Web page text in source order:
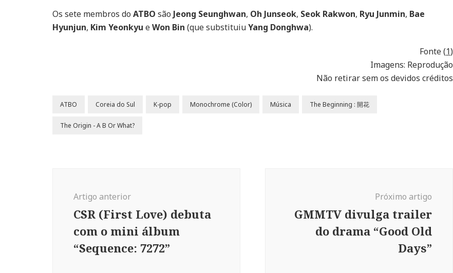
Os sete membros do ATBO são Jeong Seunghwan, Oh Junseok, Seok Rakwon, Ryu Junmin, Bae
Hyunjun, Kim Yeonkyu eWon Bin (que substituiuYang Donghwa).
Fonte (1)
Imagens: Reprodução
Não retirar sem os devidos créditos
ATBO Coreia do Sul K-pop Monochrome (Color) Música The Beginning : 開花
The Origin - A B Or What?
Artigo anterior
CSR (First Love) debuta
com o mini álbum
“Sequence: 7272”
Próximo artigo
GMMTV divulga trailer
do drama “Good Old
Days”